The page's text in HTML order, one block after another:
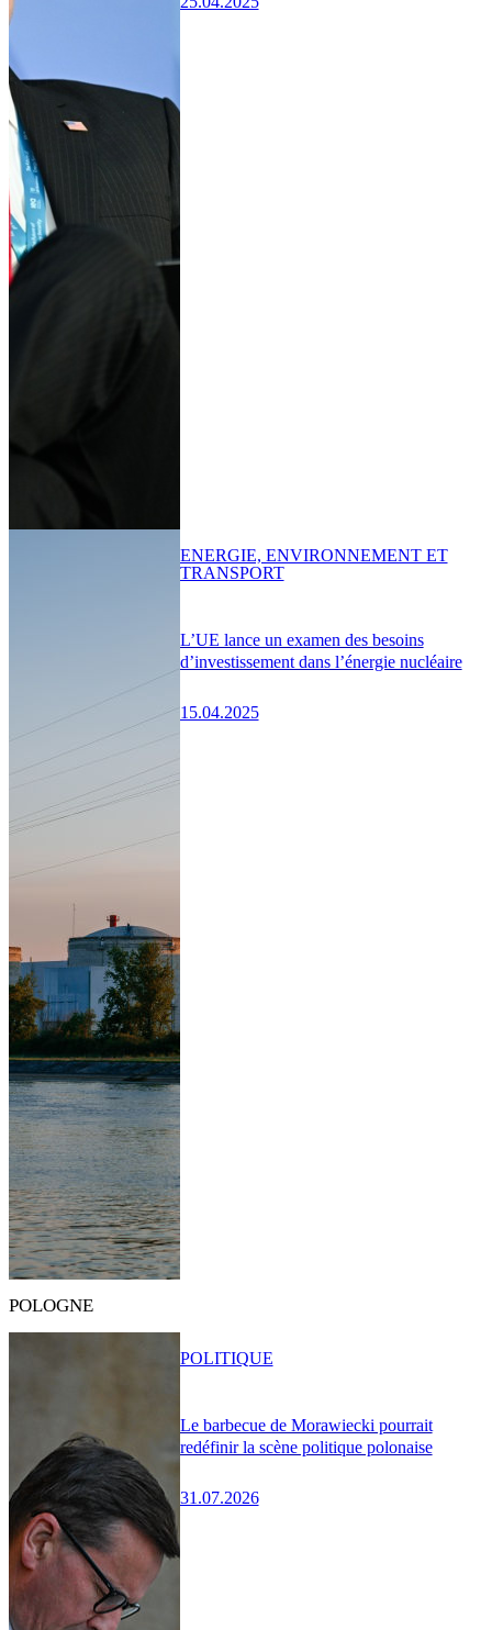
L’UE lance un examen des besoins
d’investissement dans l’énergie nucléaire
15.04.2025
ENERGIE, ENVIRONNEMENT ET
TRANSPORT
POLOGNE
Le barbecue de Morawiecki pourrait
redéfinir la scène politique polonaise
31.07.2026
POLITIQUE